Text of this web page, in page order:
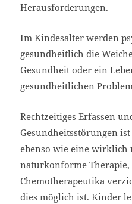
Herausforderungen.
Im Kindesalter werden
gesundheitlich die
Gesundheit oder ein
gesundheitlichen
Rechtzeitiges Erfassen
Gesundheitsstörungen
ebenso wie eine wirklich
naturkonforme Therapie,
Chemotherapeutika
dies möglich ist. Kinder